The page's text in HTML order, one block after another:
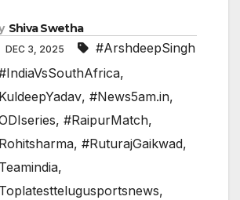
Shiva Swetha
DEC 3, 2025
#ArshdeepSingh
,
, #News5am.in,
, #RaipurMatch,
, #RuturajGaikwad,
,
,